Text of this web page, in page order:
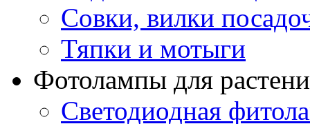
Совки, вилки
Тяпки и мотыги
Фотолампы для
Светодиодная